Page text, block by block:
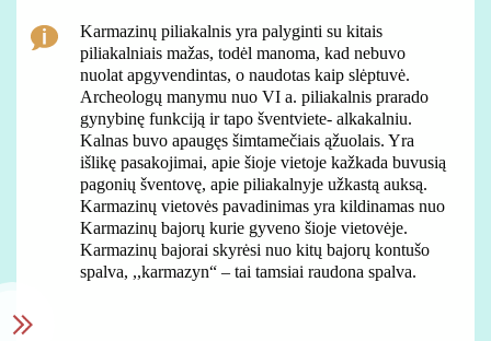
Karmazinų piliakalnis yra palyginti su kitais
piliakalniais mažas, todėl manoma, kad nebuvo
nuolat apgyvendintas, o naudotas kaip slėptuvė.
Archeologų manymu nuo VI a. piliakalnis prarado
gynybinę funkciją ir tapo šventviete- alkakalniu.
Kalnas buvo apaugęs šimtamečiais ąžuolais. Yra
išlikę pasakojimai, apie šioje vietoje kažkada buvusią
pagonių šventovę, apie piliakalnyje užkastą auksą.
Karmazinų vietovės pavadinimas yra kildinamas nuo
Karmazinų bajorų kurie gyveno šioje vietovėje.
Karmazinų bajorai skyrėsi nuo kitų bajorų kontušo
spalva, ,,karmazyn“ – tai tamsiai raudona spalva.